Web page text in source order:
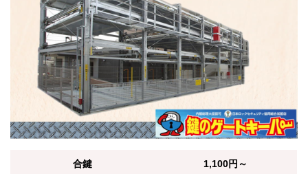
合鍵 1,100円～